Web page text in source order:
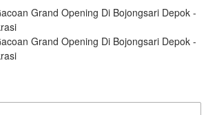
Grand Opening Di Bojongsari Depok -
Grand Opening Di Bojongsari Depok -